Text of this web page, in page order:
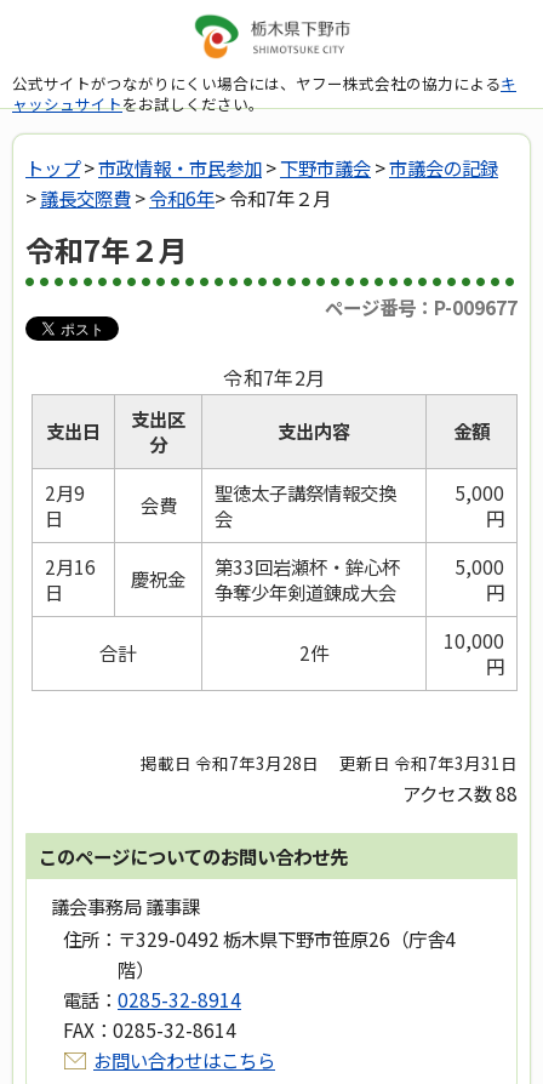
公式サイトがつながりにくい場合には、ヤフー株式会社の協力によるキ
ャッシュサイトをお試しください。
トップ>市政情報・市民参加>下野市議会>市議会の記録
>議長交際費>令和6年> 令和7年２月
令和7年２月
ページ番号：P-009677
令和7年2月
支出日
支出区
分
支出内容 金額
2月9
日
会費
聖徳太子講祭情報交換
会
5,000
円
2月16
日
慶祝金
第33回岩瀬杯・鉾心杯
争奪少年剣道錬成大会
5,000
円
合計 2件
10,000
円
掲載日 令和7年3月28日 更新日 令和7年3月31日
アクセス数88
このページについてのお問い合わせ先
議会事務局 議事課
住所： 〒329-0492 栃木県下野市笹原26（庁舎4
階）
電話： 0285-32-8914
FAX： 0285-32-8614
お問い合わせはこちら